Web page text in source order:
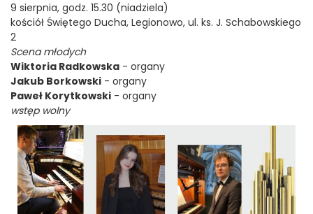
9 sierpnia, godz. 15.30 (niadziela)
kościół Świętego Ducha, Legionowo, ul. ks. J. Schabowskiego
2
Scena młodych
Wiktoria Radkowska - organy
Jakub Borkowski - organy
Paweł Korytkowski - organy
wstęp wolny